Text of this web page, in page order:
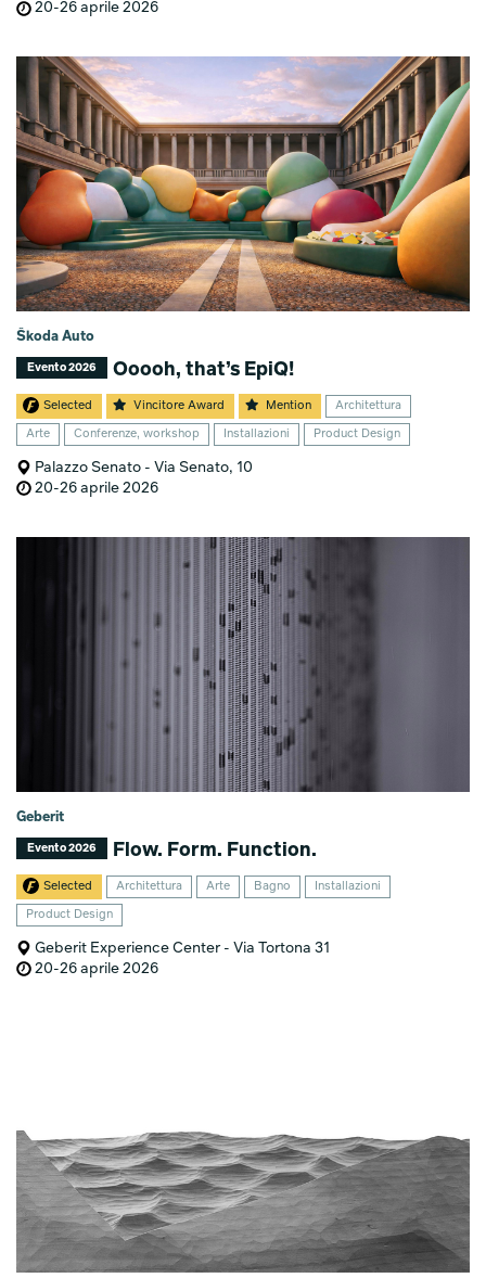
20-26 aprile 2026
Škoda Auto
Evento 2026 Ooooh, that’s EpiQ!
Selected Vincitore Award Mention Architettura
Arte Conferenze, workshop Installazioni Product Design
Palazzo Senato - Via Senato, 10
20-26 aprile 2026
Geberit
Evento 2026 Flow. Form. Function.
Selected Architettura Arte Bagno Installazioni
Product Design
Geberit Experience Center - Via Tortona 31
20-26 aprile 2026